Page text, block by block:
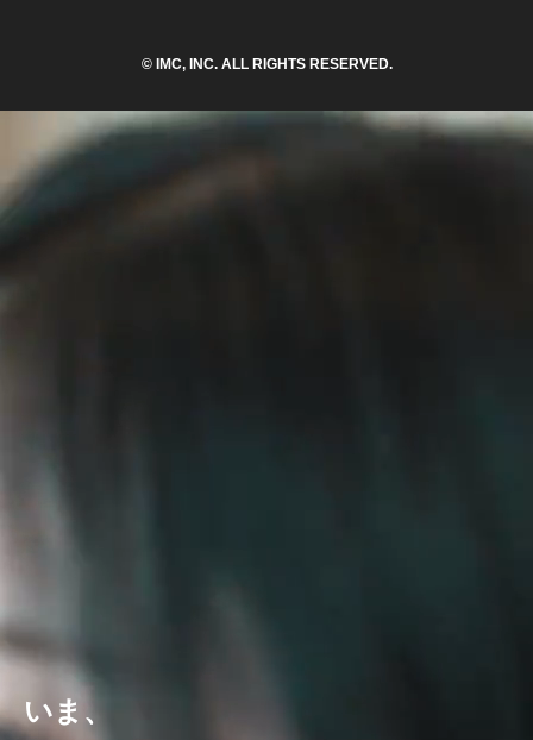
© IMC, INC. ALL RIGHTS RESERVED.
いま、